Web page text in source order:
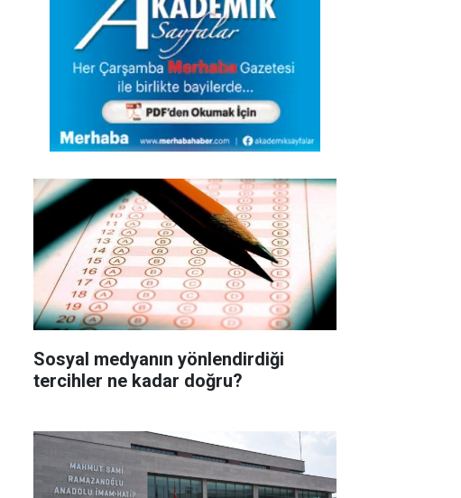
Sosyal medyanın yönlendirdiği
tercihler ne kadar doğru?